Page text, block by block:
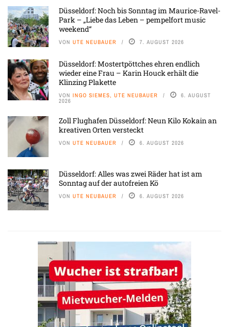
Düsseldorf: Noch bis Sonntag im Maurice-Ravel-
Park – „Liebe das Leben – pempelfort music
weekend“
VON UTE NEUBAUER 7. AUGUST 2026
Düsseldorf: Mostertpöttches ehren endlich
wieder eine Frau – Karin Houck erhält die
Klinzing Plakette
VON INGO SIEMES, UTE NEUBAUER 6. AUGUST
2026
Zoll Flughafen Düsseldorf: Neun Kilo Kokain an
kreativen Orten versteckt
VON UTE NEUBAUER 6. AUGUST 2026
Düsseldorf: Alles was zwei Räder hat ist am
Sonntag auf der autofreien Kö
VON UTE NEUBAUER 6. AUGUST 2026